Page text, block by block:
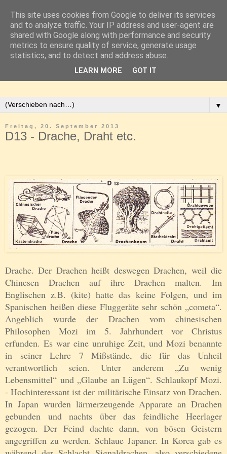
▼
Freitag, 20. September 2013
D13 - Drache, Draht etc.
Drache. Der Drachen heißt deswegen Drachen, weil die
Chinesen Drachen auf ihre Drachen malten. Im
Englischen z.B. (kite) hatte das keine Folgen, und im
Spanischen heißen diese Fluggeräte sehr schön „cometa“.
Angeblich wurde der Drachen vom chinesischen
Philosophen Mozi im 5. Jahrhundert vor Christus
erfunden. Es war eine unruhige Zeit, und Mozi benannte
in seiner Lehre 7 Mißstände, die für das Unheil
verantwortlich seien. Unter anderem „Zu wenig
Lebensmittel“ und „Glaube an Lügen“. Schlaukopf Mozi.
- Hochinteressant ist der militärische Einsatz von Drachen.
In Japan wurden lärmerzeugende Apparate an Drachen
gebunden und nachts über das feindliche Heerlager
gezogen. Der Feind dachte dann, von bösen Geistern
angegriffen zu werden. Schlaue Japaner. In Korea gab es
This site uses cookies from Google to deliver its services
and to analyze traffic. Your IP address and user-agent are
shared with Google along with performance and security
metrics to ensure quality of service, generate usage
statistics, and to detect and address abuse.
LEARN MORE GOT IT